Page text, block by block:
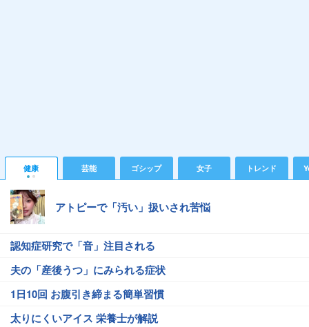
健康 芸能 ゴシップ 女子 トレンド
アトピーで「汚い」扱いされ苦悩
認知症研究で「音」注目される
夫の「産後うつ」にみられる症状
1日10回 お腹引き締まる簡単習慣
太りにくいアイス 栄養士が解説